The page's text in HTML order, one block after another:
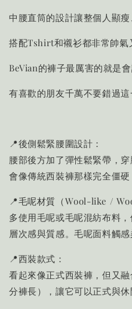
中腰直筒的設計讓整個人顯瘦
搭配Tshirt和襯衫都非常帥氣
BeVian的褲子最厲害的就是
有喜歡的朋友千萬不要錯過這
📍後側鬆緊腰圍設計：
腰部後方加了彈性鬆緊帶，
會像傳統西裝褲那樣完全僵
📍毛呢材質（Wool-like /
多使用毛呢或毛呢混紡布料
層次感與質感。毛呢面料觸
📍西裝款式：
看起來像正式西裝褲，但又
分褲長），讓它可以正式與休